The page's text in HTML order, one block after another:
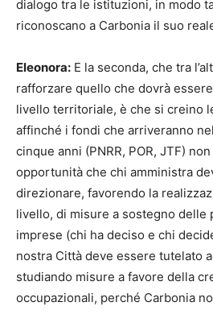
dialogo tra le istituzioni, in modo
riconoscano a Carbonia il suo
Eleonora: E la seconda, che tra
rafforzare quello che dovrà
livello territoriale, è che si creino
affinché i fondi che arriveranno
cinque anni (PNRR, POR, JTF)
opportunità che chi amministra
direzionare, favorendo la
livello, di misure a sostegno delle
imprese (chi ha deciso e chi
nostra Città deve essere tutelato
studiando misure a favore della
occupazionali, perché Carbonia